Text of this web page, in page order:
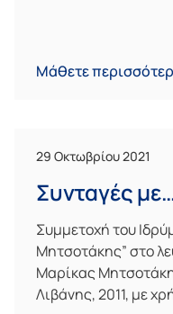
Μάθετε
29 Οκτωβρίου 2021
Συνταγές
Συμμετοχή του
Μητσοτάκης” στο
Μαρίκας
Λιβάνης, 2011, με